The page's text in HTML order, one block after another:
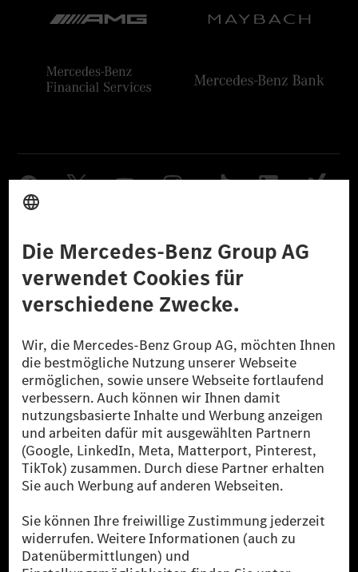
Datenschutz Lizenzhinweise Dritter Barrierefreiheit
© 2026 Mercedes-Benz Group AG. Alle Rechte vorbehalten.
[1] Bilanziell CO₂-neutral bedeutet, dass nicht vermiedene oder nicht
reduzierte CO₂-Emissionen bei der Mercedes-Benz Group durch
zertifizierte Ausgleichsprojekte kompensiert werden.
[2] Renewable Charging ist ein integraler Bestandteil von MB.CHARGE
Public in Europa, den USA, Kanada und China. Sofern an der jeweiligen
Ladestation noch kein Strom aus erneuerbaren Energien vorliegt,
verwendet Renewable Charging Grünstromzertifikate*. Diese stellen
sicher, dass für Ladevorgänge über MB.CHARGE Public eine äquivalente
Strommenge aus erneuerbaren Energien ins Stromnetz eingespeist wird.
als sechs Jahre sind.
* Inkl. EKOenergy Ökolabel
* Die angegebenen Werte wurden nach dem vorgeschriebenen
Messverfahren WLTP (Worldwide harmonised Light vehicles Test